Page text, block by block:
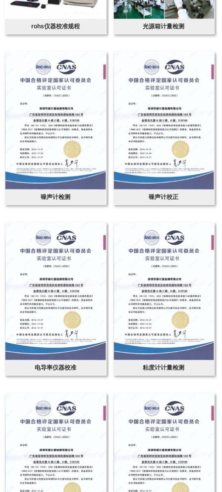
rohs仪器校准规程 光源箱计量检测
噪声计检测 噪声计校正
电导率仪器校准 粘度计计量检测